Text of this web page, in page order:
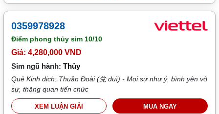
0359978928
Điểm phong thủy sim10/10
Giá: 4,280,000 VND
Sim ngũ hành:Thủy
Quẻ Kinh dịch: Thuần Đoài (兌 duì) - Mọi sự như ý, bình yên vô
sự, thăng quan tiến chức
XEM LUẬN GIẢI MUA NGAY